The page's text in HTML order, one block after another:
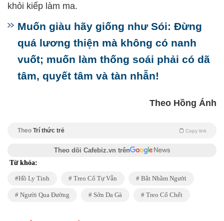
khỏi kiếp làm ma.
Muốn giàu hãy giống như Sói: Đừng
quá lương thiện mà không có nanh
vuốt; muốn làm thống soái phải có dã
tâm, quyết tâm và tàn nhẫn!
Theo Hồng Ánh
Theo Trí thức trẻ Copy link
Theo dõi Cafebiz.vn trên
Từ khóa:
Hồ Ly Tinh Treo Cổ Tự Vẫn Bắt Nhầm Người
Người Qua Đường Sởn Da Gà Treo Cổ Chết